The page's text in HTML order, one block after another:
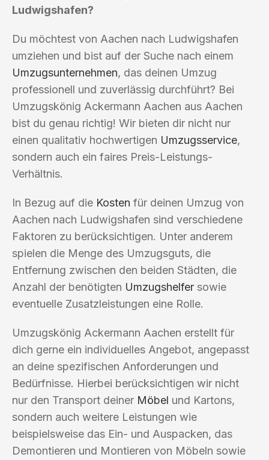
Ludwigshafen?
Du möchtest von Aachen nach Ludwigshafen
umziehen und bist auf der Suche nach einem
Umzugsunternehmen, das deinen Umzug
professionell und zuverlässig durchführt? Bei
Umzugskönig Ackermann Aachen aus Aachen
bist du genau richtig! Wir bieten dir nicht nur
einen qualitativ hochwertigen Umzugsservice,
sondern auch ein faires Preis-Leistungs-
Verhältnis.
In Bezug auf die Kosten für deinen Umzug von
Aachen nach Ludwigshafen sind verschiedene
Faktoren zu berücksichtigen. Unter anderem
spielen die Menge des Umzugsguts, die
Entfernung zwischen den beiden Städten, die
Anzahl der benötigten Umzugshelfer sowie
eventuelle Zusatzleistungen eine Rolle.
Umzugskönig Ackermann Aachen erstellt für
dich gerne ein individuelles Angebot, angepasst
an deine spezifischen Anforderungen und
Bedürfnisse. Hierbei berücksichtigen wir nicht
nur den Transport deiner Möbel und Kartons,
sondern auch weitere Leistungen wie
beispielsweise das Ein- und Auspacken, das
Demontieren und Montieren von Möbeln sowie